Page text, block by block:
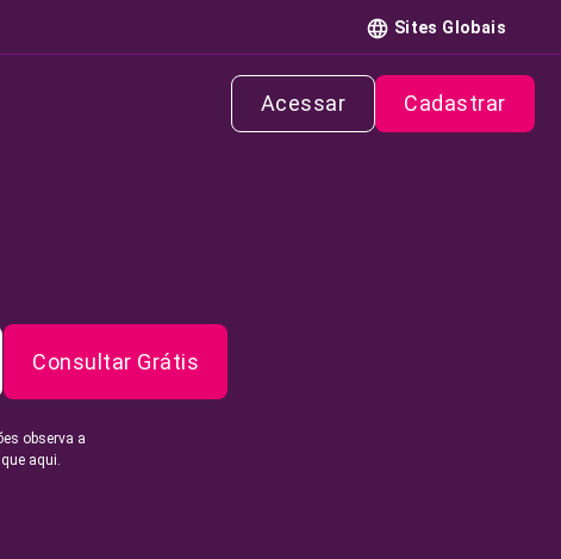
Sites Globais
Acessar Cadastrar
Consultar Grátis
observa a
aqui.